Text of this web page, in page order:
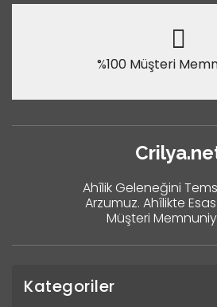
%100 Müşteri
Ahîlik Geleneğini
Arzumuz. Ahîlikte
Müşteri
Kategoriler